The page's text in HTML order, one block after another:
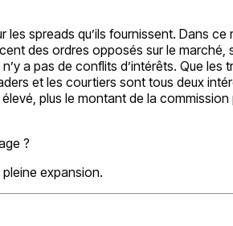
spreads qu’ils fournissent. Dans ce
des ordres opposés sur le marché,
a pas de conflits d’intérêts. Que les
et les courtiers sont tous deux
plus le montant de la
?
expansion.